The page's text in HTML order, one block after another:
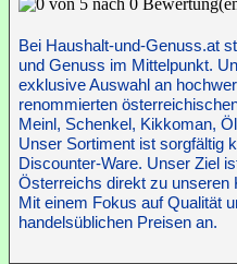
Bei Haushalt-und-Genuss.at
und Genuss im Mittelpunkt.
exklusive Auswahl an
renommierten
Meinl, Schenkel, Kikkoman,
Unser Sortiment ist sorgfältig
Discounter-Ware. Unser Ziel
Österreichs direkt zu unseren
Mit einem Fokus auf Qualität
handelsüblichen Preisen an.